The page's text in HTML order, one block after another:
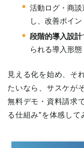
活動ログ・商談
し、改善ポイ
段階的導入設計
られる導入形態
見える化を始め、そ
たいなら、サスケが
無料デモ・資料請求
る仕組み”を体感して